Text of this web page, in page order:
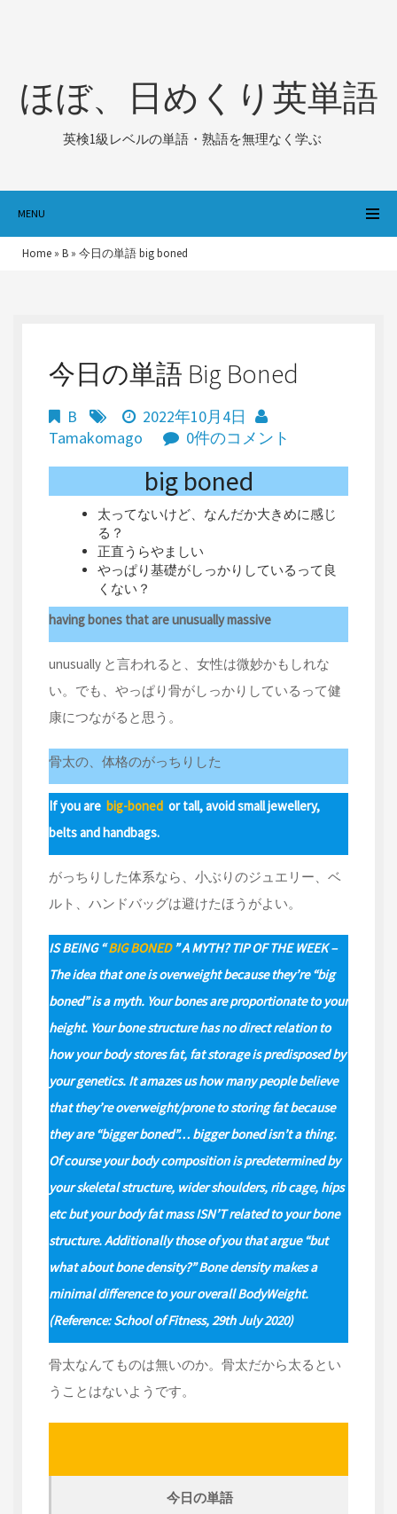
ほぼ、日めくり英単語
英検1級レベルの単語・熟語を無理なく学ぶ
MENU
Home » B » 今日の単語 big boned
今日の単語 Big Boned
B
2022年10月4日
Tamakomago
0件のコメント
big boned
太ってないけど、なんだか大きめに感じ
る？
正直うらやましい
やっぱり基礎がしっかりしているって良
くない？
having bones that are unusually massive
unusually と言われると、女性は微妙かもしれな
い。でも、やっぱり骨がしっかりしているって健
康につながると思う。
骨太の、体格のがっちりした
If you are big-boned or tall, avoid small jewellery,
belts and handbags.
がっちりした体系なら、小ぶりのジュエリー、ベ
ルト、ハンドバッグは避けたほうがよい。
IS BEING “ BIG BONED ” A MYTH? TIP OF THE WEEK –
The idea that one is overweight because they’re “big
boned” is a myth. Your bones are proportionate to your
height. Your bone structure has no direct relation to
how your body stores fat, fat storage is predisposed by
your genetics. It amazes us how many people believe
that they’re overweight/prone to storing fat because
they are “bigger boned”… bigger boned isn’t a thing.
Of course your body composition is predetermined by
your skeletal structure, wider shoulders, rib cage, hips
etc but your body fat mass ISN’T related to your bone
structure. Additionally those of you that argue “but
what about bone density?” Bone density makes a
minimal difference to your overall BodyWeight.
(Reference: School of Fitness, 29th July 2020)
骨太なんてものは無いのか。骨太だから太るとい
うことはないようです。
今日の単語